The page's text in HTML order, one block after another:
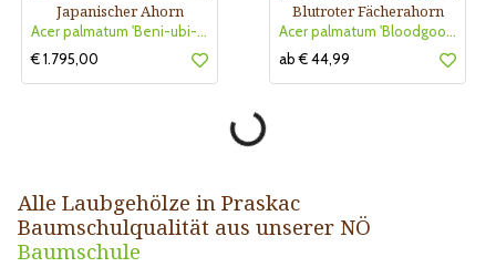
Japanischer Ahorn
Acer palmatum 'Beni-ubi-gohon'
€ 1.795,00
Blutroter Fächerahorn
Acer palmatum 'Bloodgood'
ab € 44,99
Alle Laubgehölze in Praskac
Baumschulqualität aus unserer NÖ
Baumschule